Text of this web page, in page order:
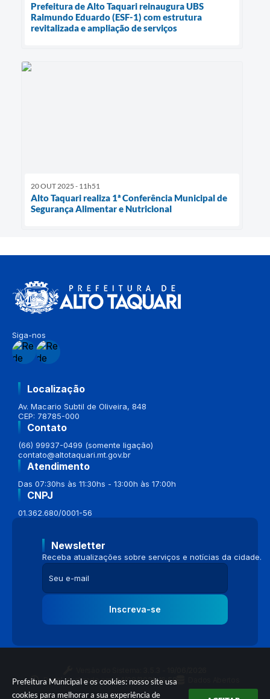
Prefeitura Municipal e os cookies: nosso site usa
cookies para melhorar a sua experiência de
Prefeitura de Alto Taquari reinaugura UBS
Raimundo Eduardo (ESF-1) com estrutura
revitalizada e ampliação de serviços
20 OUT 2025 - 11h51
Alto Taquari realiza 1ª Conferência Municipal de
Segurança Alimentar e Nutricional
Siga-nos
Localização
Av. Macario Subtil de Oliveira, 848
CEP: 78785-000
Contato
(66) 99937-0499 (somente ligação)
contato@altotaquari.mt.gov.br
Atendimento
Das 07:30hs às 11:30hs - 13:00h às 17:00h
CNPJ
01.362.680/0001-56
Newsletter
Receba atualizações sobre serviços e notícias da cidade.
Inscreva-se
Portal atualizado em:04/08/2026 16:58